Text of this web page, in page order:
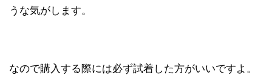
うな気がします。
なので購入する際には必ず試着した方がいいですよ。